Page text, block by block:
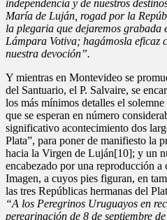
independencia y de nuestros
María de Luján, rogad por la
la plegaria que dejaremos grabada
Lámpara Votiva; hagámosla eficaz
nuestra devoción”.
Y mientras en Montevideo se
del Santuario, el P. Salvaire, se
los más mínimos detalles el
que se esperan en número
significativo acontecimiento dos
Plata”, para poner de manifiesto la
hacia la Virgen de Luján[10]; y un
encabezado por una reproducción
Imagen, a cuyos pies figuran, en
las tres Repúblicas hermanas del
“A los Peregrinos Uruguayos en
peregrinación de 8 de septiembre